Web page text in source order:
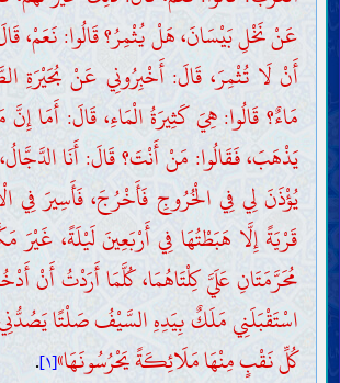
عَنْ نَخْلِ بَيْسَانَ، هَلْ يُثْمِرُ؟ قَالُوا: نَعَمْ،
أَنْ لَا تُثْمِرَ، قَالَ: أَخْبِرُونِي عَنْ بُحَيْرَةِ
مَاءٌ؟ قَالُوا: هِيَ كَثِيرَةُ الْمَاءِ، قَالَ: أَمَا
يَذْهَبَ، فَقَالُوا: مَنْ أَنْتَ؟ قَالَ: أَنَا
يُؤْذَنَ لِي فِي الْخُرُوجِ فَأَخْرُجَ، فَأَسِيرَ فِي
قَرْيَةً إِلَّا هَبَطْتُهَا فِي أَرْبَعِينَ لَيْلَةً، غَيْرَ
مُحَرَّمَتَانِ عَلَيَّ كِلْتَاهُمَا، كُلَّمَا أَرَدْتُ أَنْ
اسْتَقْبَلَنِي مَلَكٌ بِيَدِهِ السَّيْفُ صَلْتًا
كُلِّ نَقْبٍ مِنْهَا مَلَائِكَةً يَحْرُسُونَهَا»[١] .